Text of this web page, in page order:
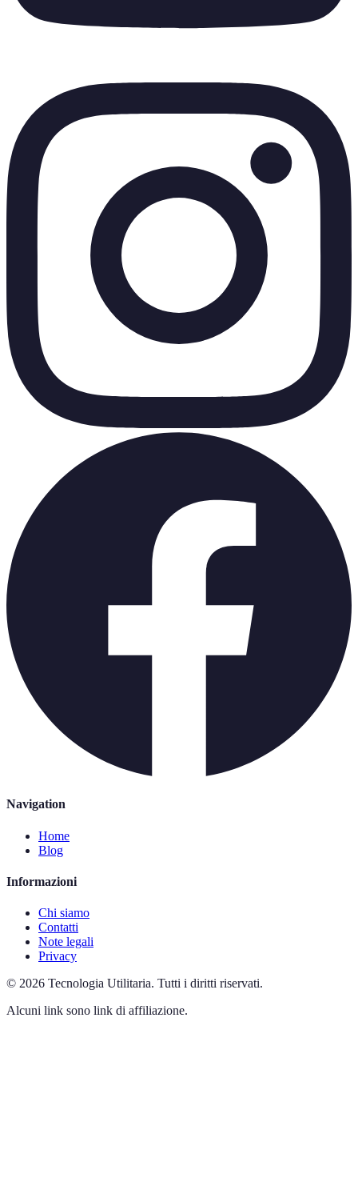
Navigation
Home
Blog
Informazioni
Chi siamo
Contatti
Note legali
Privacy
© 2026 Tecnologia Utilitaria. Tutti i diritti riservati.
Alcuni link sono link di affiliazione.